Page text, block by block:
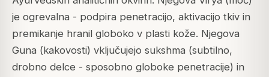
je ogrevalna - podpira penetracijo, aktivacijo tkiv in
premikanje hranil globoko v plasti kože. Njegova
Guna (kakovosti) vključujejo sukshma (subtilno,
drobno delce - sposobno globoke penetracije) in